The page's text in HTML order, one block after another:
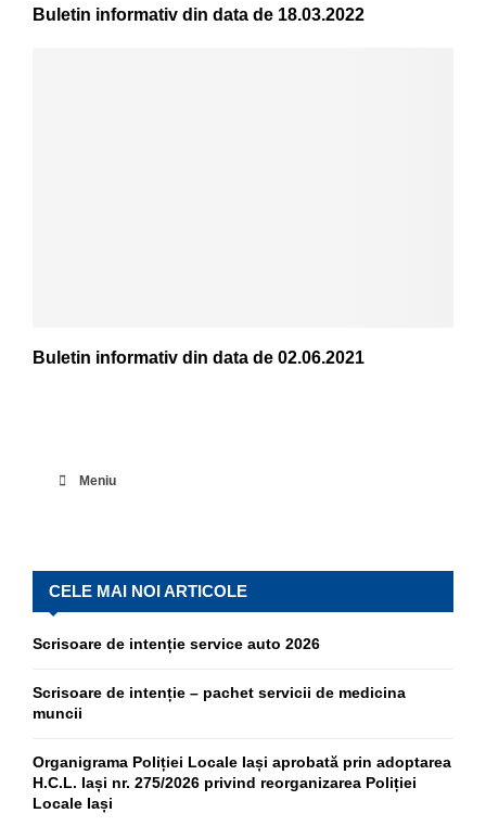
Buletin informativ din data de 18.03.2022
Buletin informativ din data de 02.06.2021
Meniu
CELE MAI NOI ARTICOLE
Scrisoare de intenție service auto 2026
Scrisoare de intenție – pachet servicii de medicina
muncii
Organigrama Poliției Locale Iași aprobată prin adoptarea
H.C.L. Iași nr. 275/2026 privind reorganizarea Poliției
Locale Iași